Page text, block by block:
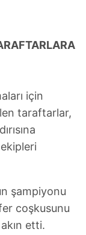
için
taraftarlar,
şampiyonu
coşkusunu
etti.